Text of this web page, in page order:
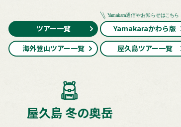
ツアー一覧
Yamakaraかわら版
海外登山ツアー一覧
屋久島ツアー一覧
屋久島 冬の奥岳